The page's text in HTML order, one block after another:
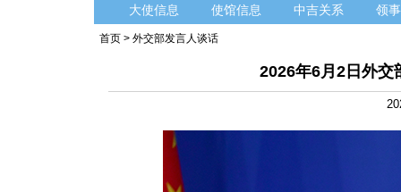
大使信息 使馆信息 中吉关系 领
首页 > 外交部发言人谈话
2026年6月2日外交